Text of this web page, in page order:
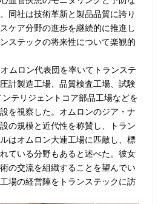
同社は技術革新と製品品質に誇り
ケア分野の進歩を継続的に推進し
ステックの将来性について楽観的
ムロン代表団を率いてトランステ
計製造工場、品質検査工場、試験
テリジェントコア部品工場などを
を視察した。オムロンのジア・ナ
の規模と近代性を称賛し、トラン
はオムロン大連工場に匹敵し、標
ている分野もあると述べた。彼女
の交流を組織することを望んでい
場の経営陣をトランステックに訪